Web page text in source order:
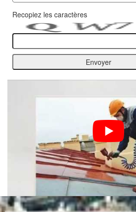
Recopiez les caractères